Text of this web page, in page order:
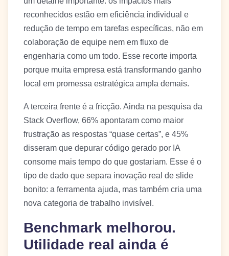
reconhecidos estão em eficiência individual e
redução de tempo em tarefas específicas, não em
colaboração de equipe nem em fluxo de
engenharia como um todo. Esse recorte importa
porque muita empresa está transformando ganho
local em promessa estratégica ampla demais.
A terceira frente é a fricção. Ainda na pesquisa da
Stack Overflow, 66% apontaram como maior
frustração as respostas “quase certas”, e 45%
disseram que depurar código gerado por IA
consome mais tempo do que gostariam. Esse é o
tipo de dado que separa inovação real de slide
bonito: a ferramenta ajuda, mas também cria uma
nova categoria de trabalho invisível.
Benchmark melhorou.
Utilidade real ainda é